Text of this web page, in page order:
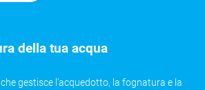
della tua acqua
che gestisce l’acquedotto, la fognatura e la